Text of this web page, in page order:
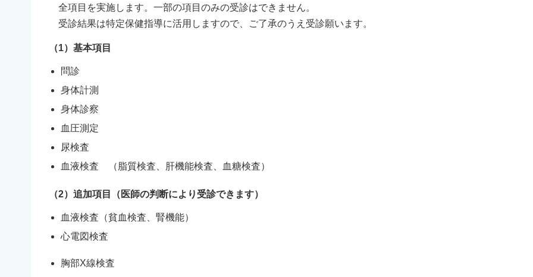
全項目を実施します。一部の項目のみの受診はできません。
受診結果は特定保健指導に活用しますので、ご了承のうえ受診願います。
（1）基本項目
問診
身体計測
身体診察
血圧測定
尿検査
血液検査 （脂質検査、肝機能検査、血糖検査）
（2）追加項目（医師の判断により受診できます）
血液検査（貧血検査、腎機能）
心電図検査
胸部X線検査